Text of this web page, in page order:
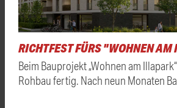
RICHTFEST FÜRS "WOHNEN AM
Beim Bauprojekt „Wohnen am
Rohbau fertig. Nach neun Monaten